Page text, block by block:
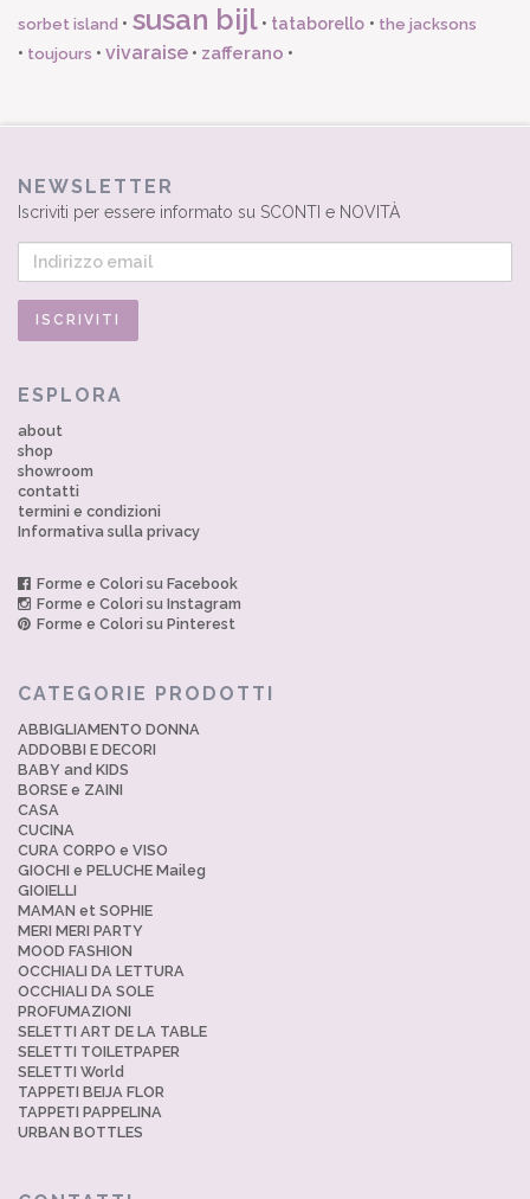
sorbet island • susan bijl• tataborello • the jacksons
• toujours • vivaraise • zafferano •
NEWSLETTER
Iscriviti per essere informato su SCONTI e NOVITÀ
ESPLORA
about
shop
showroom
contatti
termini e condizioni
Informativa sulla privacy
Forme e Colori su Facebook
Forme e Colori su Instagram
Forme e Colori su Pinterest
CATEGORIE PRODOTTI
ABBIGLIAMENTO DONNA
ADDOBBI E DECORI
BABY and KIDS
BORSE e ZAINI
CASA
CUCINA
CURA CORPO e VISO
GIOCHI e PELUCHE Maileg
GIOIELLI
MAMAN et SOPHIE
MERI MERI PARTY
MOOD FASHION
OCCHIALI DA LETTURA
OCCHIALI DA SOLE
PROFUMAZIONI
SELETTI ART DE LA TABLE
SELETTI TOILETPAPER
SELETTI World
TAPPETI BEIJA FLOR
TAPPETI PAPPELINA
URBAN BOTTLES